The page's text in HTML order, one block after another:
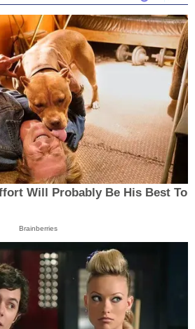
Will Probably Be His Best To
Brainberries